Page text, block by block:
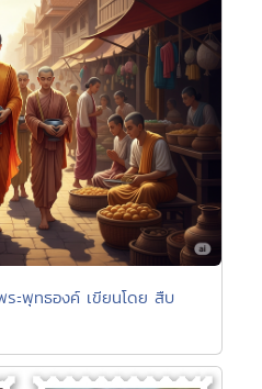
ะพุทธองค์ เขียนโดย สืบ